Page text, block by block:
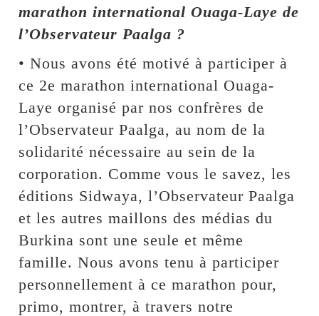
marathon international Ouaga-Laye de
l’Observateur Paalga ?
• Nous avons été motivé à participer à
ce 2e marathon international Ouaga-
Laye organisé par nos confrères de
l’Observateur Paalga, au nom de la
solidarité nécessaire au sein de la
corporation. Comme vous le savez, les
éditions Sidwaya, l’Observateur Paalga
et les autres maillons des médias du
Burkina sont une seule et même
famille. Nous avons tenu à participer
personnellement à ce marathon pour,
primo, montrer, à travers notre